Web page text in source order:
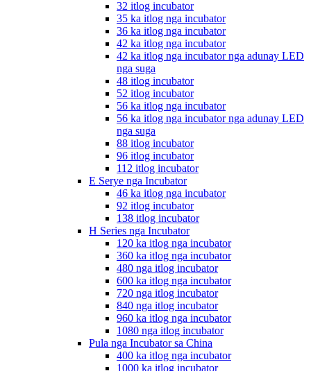
32 itlog incubator
35 ka itlog nga incubator
36 ka itlog nga incubator
42 ka itlog nga incubator
42 ka itlog nga incubator nga adunay LED
nga suga
48 itlog incubator
52 itlog incubator
56 ka itlog nga incubator
56 ka itlog nga incubator nga adunay LED
nga suga
88 itlog incubator
96 itlog incubator
112 itlog incubator
E Serye nga Incubator
46 ka itlog nga incubator
92 itlog incubator
138 itlog incubator
H Series nga Incubator
120 ka itlog nga incubator
360 ka itlog nga incubator
480 nga itlog incubator
600 ka itlog nga incubator
720 nga itlog incubator
840 nga itlog incubator
960 ka itlog nga incubator
1080 nga itlog incubator
Pula nga Incubator sa China
400 ka itlog nga incubator
1000 ka itlog incubator